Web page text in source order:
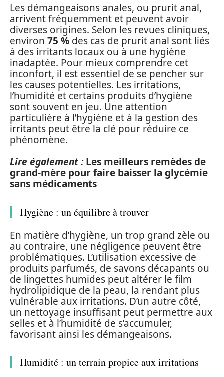
Les démangeaisons anales, ou prurit anal,
arrivent fréquemment et peuvent avoir
diverses origines. Selon les revues cliniques,
environ 75 % des cas de prurit anal sont liés
à des irritants locaux ou à une hygiène
inadaptée. Pour mieux comprendre cet
inconfort, il est essentiel de se pencher sur
les causes potentielles. Les irritations,
l’humidité et certains produits d’hygiène
sont souvent en jeu. Une attention
particulière à l’hygiène et à la gestion des
irritants peut être la clé pour réduire ce
phénomène.
Lire également : Les meilleurs remèdes de
grand-mère pour faire baisser la glycémie
sans médicaments
Hygiène : un équilibre à trouver
En matière d’hygiène, un trop grand zèle ou
au contraire, une négligence peuvent être
problématiques. L’utilisation excessive de
produits parfumés, de savons décapants ou
de lingettes humides peut altérer le film
hydrolipidique de la peau, la rendant plus
vulnérable aux irritations. D’un autre côté,
un nettoyage insuffisant peut permettre aux
selles et à l’humidité de s’accumuler,
favorisant ainsi les démangeaisons.
Humidité : un terrain propice aux irritations